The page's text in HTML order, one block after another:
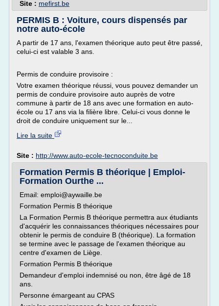
Site : mefirst.be
PERMIS B : Voiture, cours dispensés par
notre auto-école
A partir de 17 ans, l'examen théorique auto peut être passé,
celui-ci est valable 3 ans.
Permis de conduire provisoire :
Votre examen théorique réussi, vous pouvez demander un
permis de conduire provisoire auto auprès de votre
commune à partir de 18 ans avec une formation en auto-
école ou 17 ans via la filière libre. Celui-ci vous donne le
droit de conduire uniquement sur le...
Lire la suite
Site : http://www.auto-ecole-tecnoconduite.be
Formation Permis B théorique | Emploi-
Formation Ourthe ...
Email: emploi@aywaille.be
Formation Permis B théorique
La Formation Permis B théorique permettra aux étudiants
d'acquérir les connaissances théoriques nécessaires pour
obtenir le permis de conduire B (théorique). La formation
se termine avec le passage de l'examen théorique au
centre d'examen de Liège.
Formation Permis B théorique
Demandeur d'emploi indemnisé ou non, être âgé de 18
ans.
Personne émargeant au CPAS